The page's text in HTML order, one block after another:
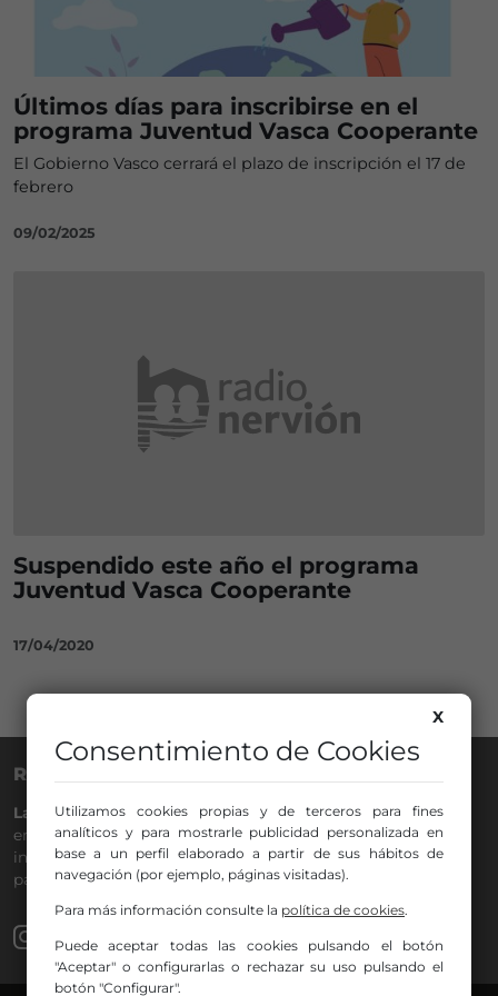
Últimos días para inscribirse en el
programa Juventud Vasca Cooperante
El Gobierno Vasco cerrará el plazo de inscripción el 17 de
febrero
09/02/2025
Suspendido este año el programa
Juventud Vasca Cooperante
17/04/2020
RADIO NERVIÓN
La Gran Familia desde hace40 añosen la88.0
de tu dial. La
emisora de Bilbao para todos los públicos, con Más Música,
información a menos cinco, deportes, tráfico y la
participación de los oyentes.
X
Consentimiento de Cookies
Utilizamos cookies propias y de terceros para fines
analíticos y para mostrarle publicidad personalizada en
base a un perfil elaborado a partir de sus hábitos de
navegación (por ejemplo, páginas visitadas).
Para más información consulte la política de cookies.
Puede aceptar todas las cookies pulsando el botón
"Aceptar" o configurarlas o rechazar su uso pulsando el
botón "Configurar".